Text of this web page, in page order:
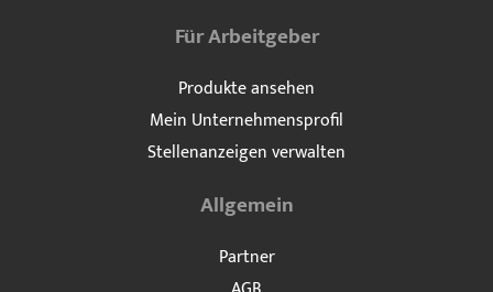
Für Arbeitgeber
Produkte ansehen
Mein Unternehmensprofil
Stellenanzeigen verwalten
Allgemein
Partner